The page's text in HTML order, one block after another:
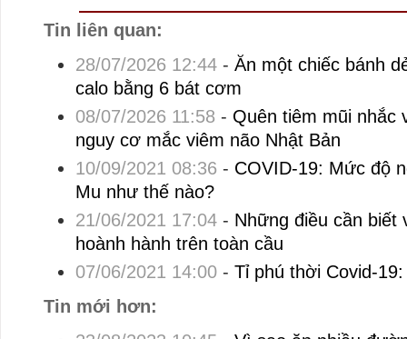
Tin liên quan:
28/07/2026 12:44- Ăn một chiếc bánh
calo bằng 6 bát cơm
08/07/2026 11:58 - Quên tiêm mũi nhắc
nguy cơ mắc viêm não Nhật Bản
10/09/2021 08:36 - COVID-19: Mức độ
Mu như thế nào?
21/06/2021 17:04- Những điều cần biết
hoành hành trên toàn cầu
07/06/2021 14:00- Tỉ phú thời Covid-
Tin mới hơn: